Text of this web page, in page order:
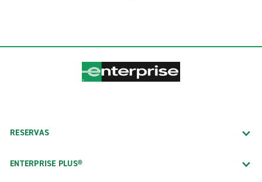
RESERVAS
ENTERPRISE PLUS®